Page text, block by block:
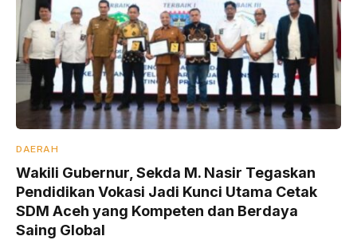
DAERAH
Wakili Gubernur, Sekda M. Nasir Tegaskan
Pendidikan Vokasi Jadi Kunci Utama Cetak
SDM Aceh yang Kompeten dan Berdaya
Saing Global